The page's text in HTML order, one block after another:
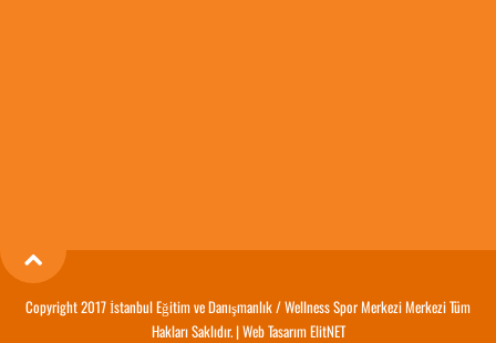
Copyright 2017 İstanbul Eğitim ve Danışmanlık / Wellness Spor Merkezi Merkezi Tüm
Hakları Saklıdır. |Web TasarımElitNET